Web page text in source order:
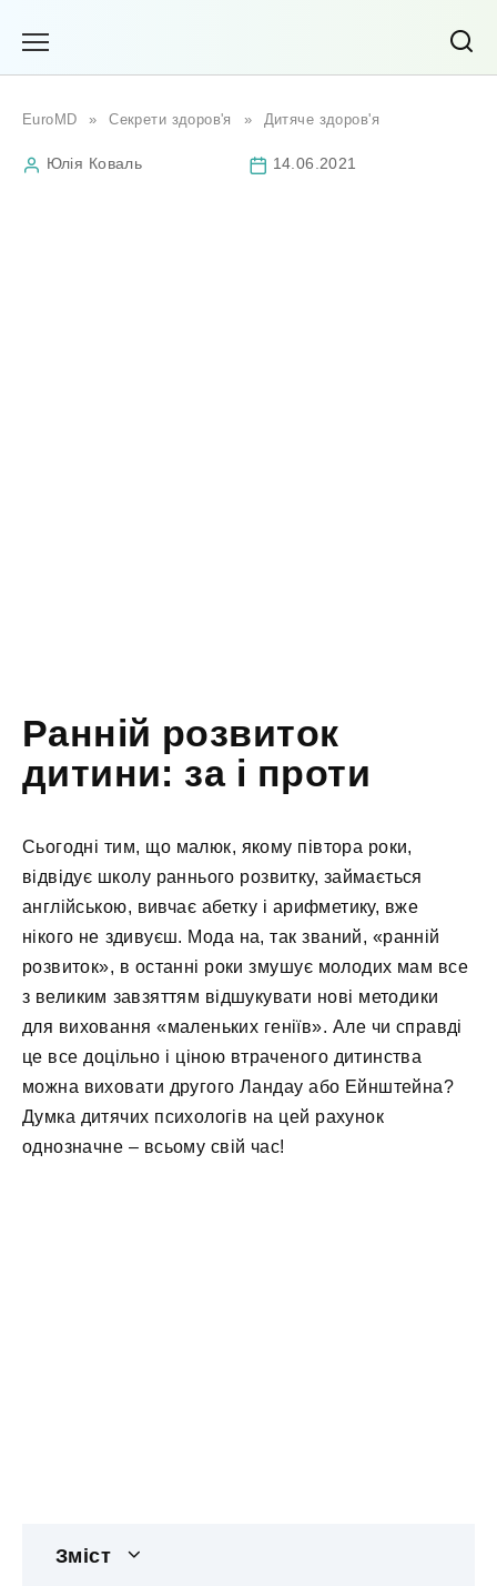
EuroMD » Секрети здоров'я » Дитяче здоров'я
Юлія Коваль 14.06.2021
Ранній розвиток
дитини: за і проти
Сьогодні тим, що малюк, якому півтора роки,
відвідує школу раннього розвитку, займається
англійською, вивчає абетку і арифметику, вже
нікого не здивуєш. Мода на, так званий, «ранній
розвиток», в останні роки змушує молодих мам все
з великим завзяттям відшукувати нові методики
для виховання «маленьких геніїв». Але чи справді
це все доцільно і ціною втраченого дитинства
можна виховати другого Ландау або Ейнштейна?
Думка дитячих психологів на цей рахунок
однозначне – всьому свій час!
Зміст